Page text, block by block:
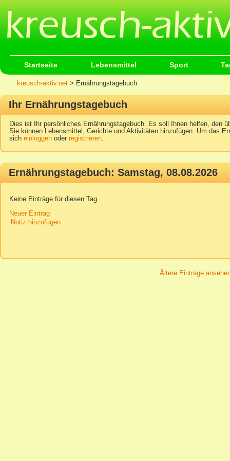
Startseite Lebensmittel Sport
kreusch-aktiv.net > Ernährungstagebuch
Ihr Ernährungstagebuch
Dies ist Ihr persönliches Ernährungstagebuch. Es soll Ihnen helfen, den
Sie können Lebensmittel, Gerichte und Aktivitäten hinzufügen. Um das
sich einloggen oder registrieren.
Ernährungstagebuch: Samstag, 08.08.2026
Keine Einträge für diesen Tag
Neuer Eintrag
Notiz hinzufügen
Ältere Einträge